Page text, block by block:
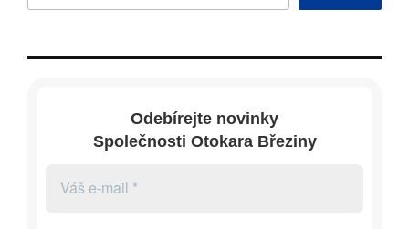
Odebírejte novinky
Společnosti Otokara Březiny